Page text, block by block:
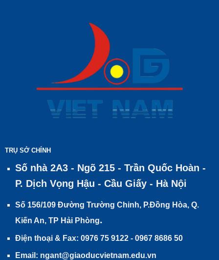
TRỤ SỞ CHÍNH
Số nhà 2A3 - Ngõ 215 - Trần Quốc Hoàn -
P. Dịch Vọng Hậu - Cầu Giấy - Hà Nội
Số 156/109 Đường Trường Chinh, P.Đồng Hòa, Q.
Kiến An, TP Hải Phòng.
Điện thoại & Fax: 0976 75 9122 - 0967 8686 50
Email: ngant@giaoducvietnam.edu.vn